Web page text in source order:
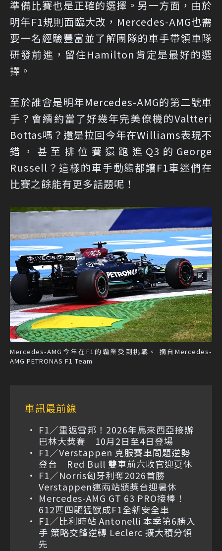
準備比賽也是正確的選擇。另一方面，由於
明年F1規則面臨大改，Mercedes-AMG也需
要一名經驗豐富並了解團隊的車手帶領車隊
研發前進，留住Hamilton肯定是最好的選
擇。
至於誰會是明年Mercedes-AMG的第二號車
手？會續約當了好幾年完美僚機的Valtteri
Bottas嗎？還是拉回今年在Williams表現不
錯，甚至排位賽還跑進Q3的George
Russell？這樣的車手動態都讓F1車迷們在
比賽之餘能有更多話題呢！
Mercedes-AMG今年在F1的霸業受到挑戰。 摘自Mercedes-
AMG PETRONAS F1 Team
車訊最前線
F1／重返雪邦！2026年馬來西亞接辦
巴林大獎賽 10月2日至4日登場
F1／Verstappen 克服賽車問題逆勢
登台 Red Bull 雙車前六收官迎夏休
F1／Norris匈牙利奪2026首勝
Verstappen連兩站頒獎台迎暑休
Mercedes-AMG GT 63 PRO接棒！
612匹四驅猛獸成F1全新安全車
F1／比利時站 Antonelli 本季第6勝入
手 策略交鋒逆轉 Leclerc 擴大積分領
先